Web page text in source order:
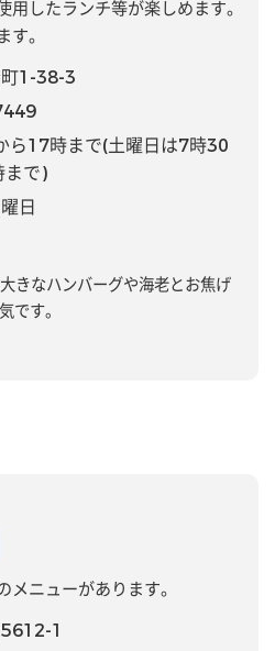
用したランチ等が楽しめます。
。
1-38-3
ら17時まで(土曜日は7時30
まで)
日
きなハンバーグや海老とお焦げ
です。
メニューがあります。
1